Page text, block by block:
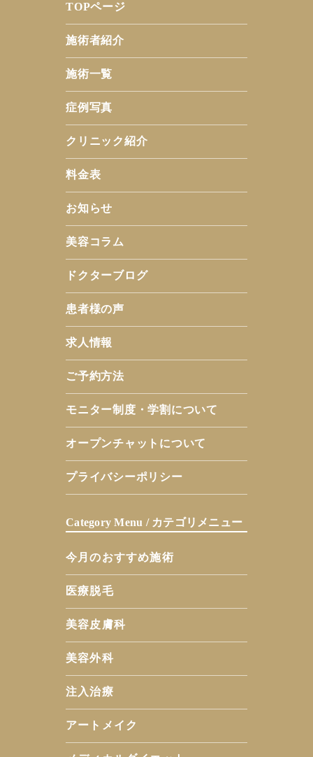
TOPページ
施術者紹介
施術一覧
症例写真
クリニック紹介
料金表
お知らせ
美容コラム
ドクターブログ
患者様の声
求人情報
ご予約方法
モニター制度・学割について
オープンチャットについて
プライバシーポリシー
Category Menu / カテゴリメニュー
今月のおすすめ施術
医療脱毛
美容皮膚科
美容外科
注入治療
アートメイク